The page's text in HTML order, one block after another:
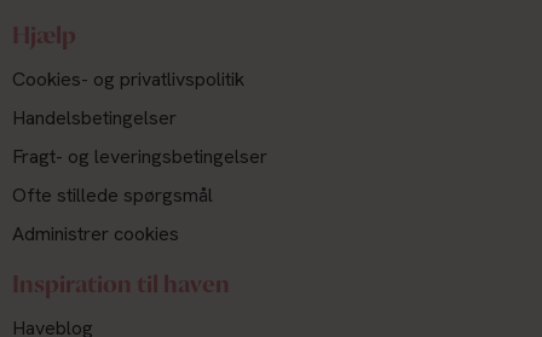
Hjælp
Cookies- og privatlivspolitik
Handelsbetingelser
Fragt- og leveringsbetingelser
Ofte stillede spørgsmål
Administrer cookies
Inspiration til haven
Haveblog